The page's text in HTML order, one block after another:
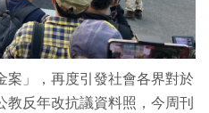
」，再度引發社會各界對於
教反年改抗議資料照，今周刊